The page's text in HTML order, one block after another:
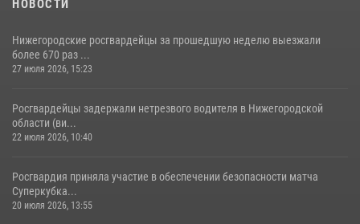
НОВОСТИ
Нижегородские росгвардейцы за прошедшую неделю выезжали
более 670 раз ...
27 июля 2026, 15:23
Росгвардейцы задержали нетрезвого водителя в Нижегородской
области (ви...
22 июля 2026, 10:40
Росгвардия приняла участие в обеспечении безопасности матча
Суперкубка...
20 июля 2026, 13:55